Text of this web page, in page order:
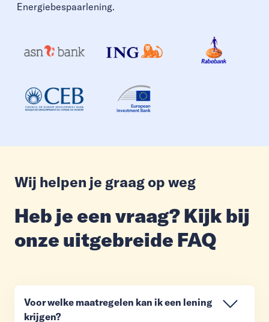
Energiebespaarlening.
Wij helpen je graag op weg
Heb je een vraag? Kijk bij
onze uitgebreide FAQ
Voor welke maatregelen kan ik een lening
krijgen?